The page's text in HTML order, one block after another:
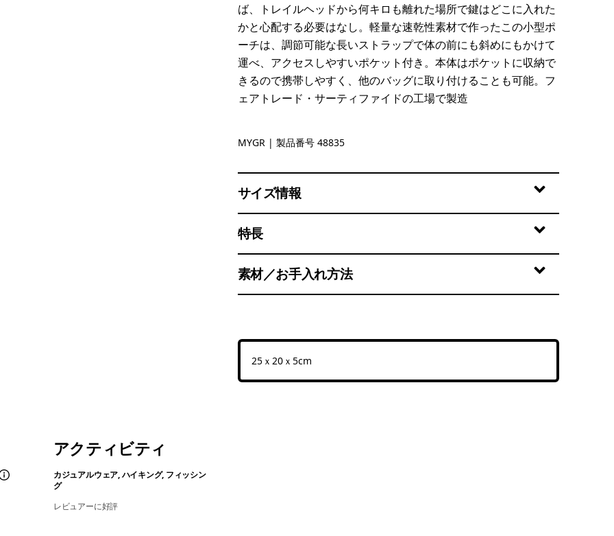
ば、トレイルヘッドから何キロも離れた場所で鍵はどこに入れた
かと心配する必要はなし。軽量な速乾性素材で作ったこの小型ポ
ーチは、調節可能な長いストラップで体の前にも斜めにもかけて
運べ、アクセスしやすいポケット付き。本体はポケットに収納で
きるので携帯しやすく、他のバッグに取り付けることも可能。フ
ェアトレード・サーティファイドの工場で製造
May Grey
MYGR | 製品番号 48835
サイズ情報
特長
素材／お手入れ方法
25ｘ20ｘ5cm
アクティビティ
カジュアルウェア, ハイキング, フィッシン
グ
レビュアーに好評